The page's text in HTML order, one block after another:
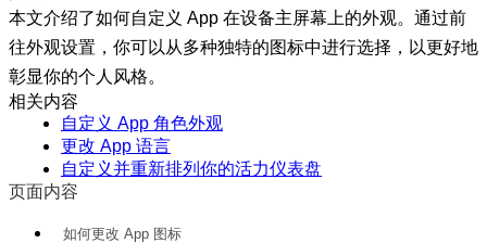
本文介绍了如何自定义 App 在设备主屏幕上的外观。通过前
往外观设置，你可以从多种独特的图标中进行选择，以更好地
彰显你的个人风格。
相关内容
自定义 App 角色外观
更改 App 语言
自定义并重新排列你的活力仪表盘
页面内容
如何更改 App 图标